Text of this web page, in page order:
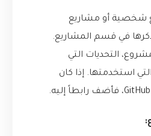
شخصية أو مشاريع
في قسم المشاريع.
التحديات التي
استخدمتها. إذا كان